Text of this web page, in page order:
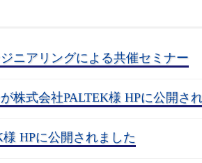
ニアリングによる共催セミナー
株式会社PALTEK様 HPに公開さ
HPに公開されました